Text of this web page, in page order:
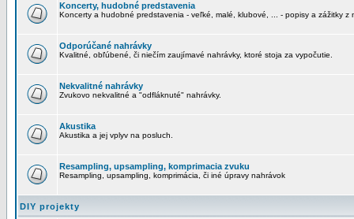
Koncerty, hudobné predstavenia
Koncerty a hudobné predstavenia - veľké, malé, klubové, ... - popisy a zážitky z
Odporúčané nahrávky
Kvalitné, obľúbené, či niečím zaujímavé nahrávky, ktoré stoja za vypočutie.
Nekvalitné nahrávky
Zvukovo nekvalitné a "odfláknuté" nahrávky.
Akustika
Akustika a jej vplyv na posluch.
Resampling, upsampling, komprimacia zvuku
Resampling, upsampling, komprimácia, či iné úpravy nahrávok
DIY projekty